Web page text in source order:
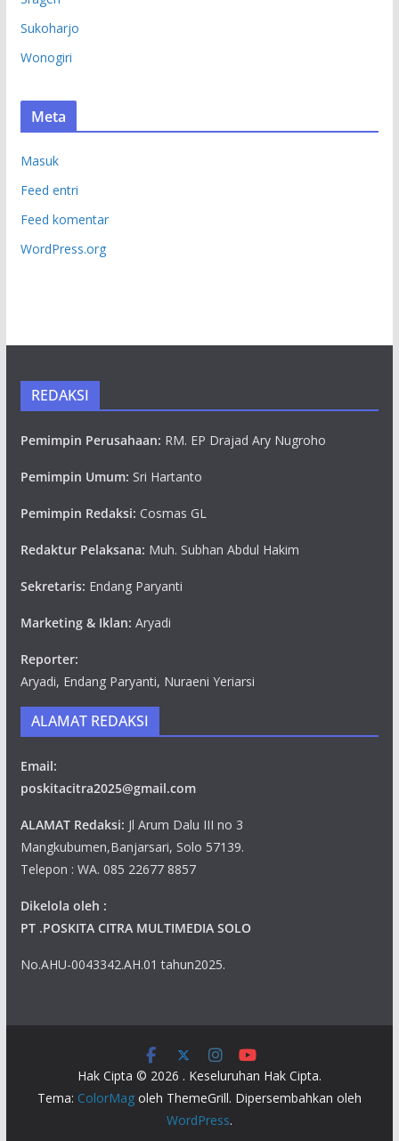
Sukoharjo
Wonogiri
Meta
Masuk
Feed entri
Feed komentar
WordPress.org
REDAKSI
Pemimpin Perusahaan: RM. EP Drajad Ary Nugroho
Pemimpin Umum: Sri Hartanto
Pemimpin Redaksi: Cosmas GL
Redaktur Pelaksana: Muh. Subhan Abdul Hakim
Sekretaris: Endang Paryanti
Marketing & Iklan: Aryadi
Reporter:
Aryadi, Endang Paryanti, Nuraeni Yeriarsi
ALAMAT REDAKSI
Email:
poskitacitra2025@gmail.com
ALAMAT Redaksi: Jl Arum Dalu III no 3
Mangkubumen,Banjarsari, Solo 57139.
Telepon : WA. 085 22677 8857
Dikelola oleh :
PT .POSKITA CITRA MULTIMEDIA SOLO
No.AHU-0043342.AH.01 tahun2025.
Hak Cipta © 2026 . Keseluruhan Hak Cipta.
Tema: ColorMagoleh ThemeGrill. Dipersembahkan oleh
WordPress.